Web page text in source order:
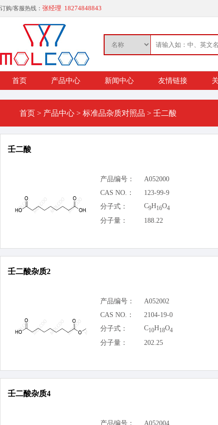
订购/客服热线： 张经理 18274848843
首页 产品中心 新闻中心 友情链接
首页 > 产品中心 > 标准品杂质对照品 > 壬二酸
壬二酸
产品编号：
A052000
CAS NO.：
123-99-9
分子式：
C9H16O4
分子量： 188.22
壬二酸杂质2
产品编号：
A052002
CAS NO.：
2104-19-0
分子式：
C10H18O4
分子量： 202.25
壬二酸杂质4
产品编号：
A052004